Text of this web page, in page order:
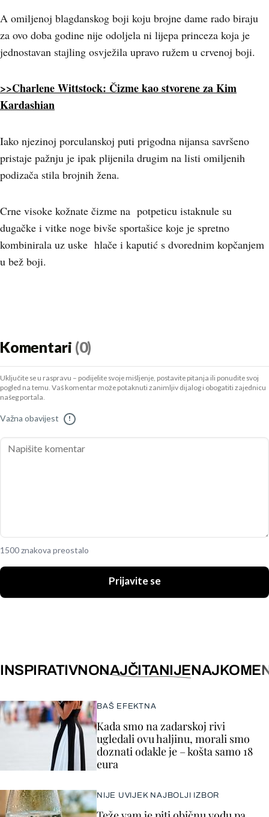
A omiljenoj blagdanskog boji koju brojne dame rado biraju
za ovo doba godine nije odoljela ni lijepa princeza koja je
jednostavan stajling osvježila upravo ružem u crvenoj boji.
>>Charlene Wittstock: Čizme kao stvorene za Kim
Kardashian
Iako njezinoj porculanskoj puti prigodna nijansa savršeno
pristaje pažnju je ipak plijenila drugim na listi omiljenih
podizača stila brojnih žena.
Crne visoke kožnate čizme na potpeticu istaknule su
dugačke i vitke noge bivše sportašice koje je spretno
kombinirala uz uske hlače i kaputić s dvorednim kopčanjem
u bež boji.
Komentari (0)
Uključite se u raspravu – podijelite svoje mišljenje, postavite pitanja ili ponudite svoj
pogled na temu. Vaš komentar može potaknuti zanimljiv dijalog i obogatiti zajednicu
našeg portala.
Važna obavijest !
1500 znakova preostalo
Prijavite se
INSPIRATIVNONAJČITANIJE
BAŠ EFEKTNA
Kada smo na zadarskoj rivi
ugledali ovu haljinu, morali smo
doznati odakle je – košta samo 18
eura
NIJE UVIJEK NAJBOLJI IZBOR